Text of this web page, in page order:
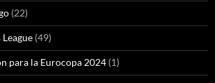
(22)
(49)
para la Eurocopa 2024 (1)